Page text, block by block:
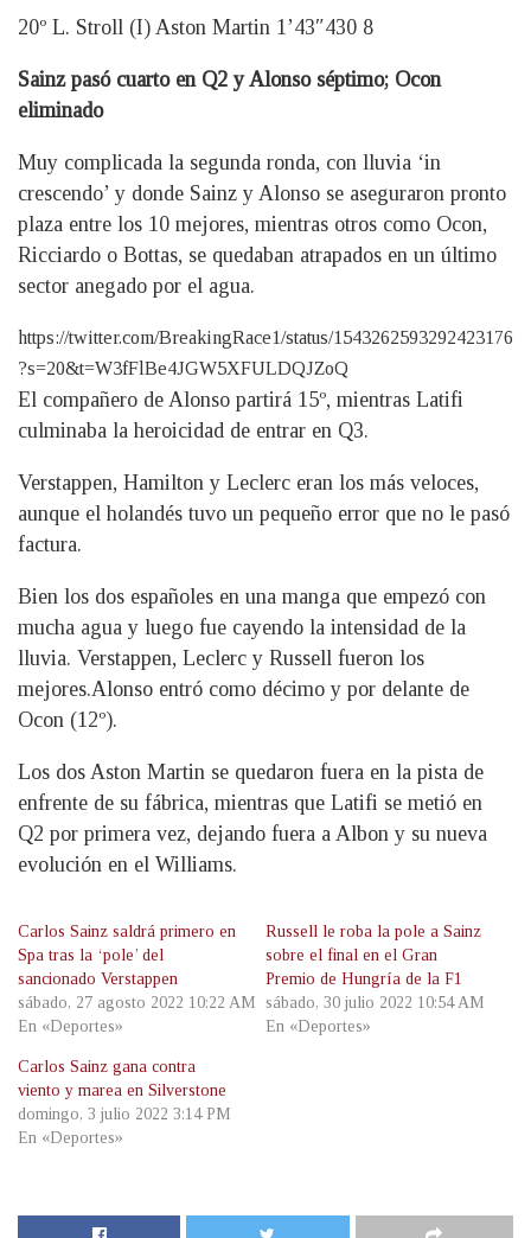
20º L. Stroll (I) Aston Martin 1’43″430 8
Sainz pasó cuarto en Q2 y Alonso séptimo; Ocon
eliminado
Muy complicada la segunda ronda, con lluvia ‘in
crescendo’ y donde Sainz y Alonso se aseguraron pronto
plaza entre los 10 mejores, mientras otros como Ocon,
Ricciardo o Bottas, se quedaban atrapados en un último
sector anegado por el agua.
https://twitter.com/BreakingRace1/status/1543262593292423176
?s=20&t=W3fFlBe4JGW5XFULDQJZoQ
El compañero de Alonso partirá 15º, mientras Latifi
culminaba la heroicidad de entrar en Q3.
Verstappen, Hamilton y Leclerc eran los más veloces,
aunque el holandés tuvo un pequeño error que no le pasó
factura.
Bien los dos españoles en una manga que empezó con
mucha agua y luego fue cayendo la intensidad de la
lluvia. Verstappen, Leclerc y Russell fueron los
mejores.Alonso entró como décimo y por delante de
Ocon (12º).
Los dos Aston Martin se quedaron fuera en la pista de
enfrente de su fábrica, mientras que Latifi se metió en
Q2 por primera vez, dejando fuera a Albon y su nueva
evolución en el Williams.
Carlos Sainz saldrá primero en
Spa tras la ‘pole’ del
sancionado Verstappen
sábado, 27 agosto 2022 10:22 AM
En «Deportes»
Russell le roba la pole a Sainz
sobre el final en el Gran
Premio de Hungría de la F1
sábado, 30 julio 2022 10:54 AM
En «Deportes»
Carlos Sainz gana contra
viento y marea en Silverstone
domingo, 3 julio 2022 3:14 PM
En «Deportes»